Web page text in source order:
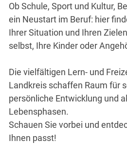
Ob Schule, Sport und Kultur,
ein Neustart im Beruf: hier
Ihrer Situation und Ihren
selbst, Ihre Kinder oder
Die vielfältigen Lern- und
Landkreis schaffen Raum für
persönliche Entwicklung und
Lebensphasen.
Schauen Sie vorbei und
Ihnen passt!